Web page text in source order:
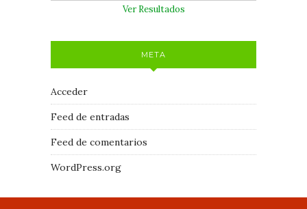
Ver Resultados
META
Acceder
Feed de entradas
Feed de comentarios
WordPress.org